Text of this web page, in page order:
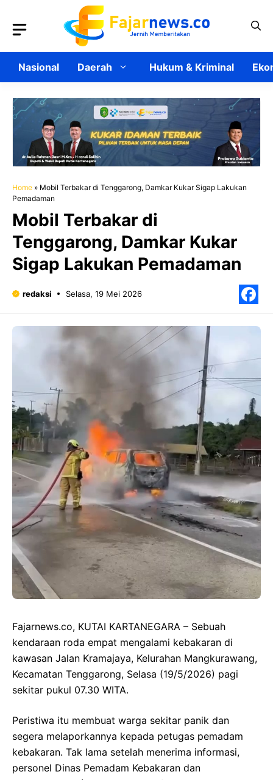
Nasional Daerah Hukum & Kriminal
Home » Mobil Terbakar di Tenggarong, Damkar Kukar Sigap Lakukan
Pemadaman
Mobil Terbakar di
Tenggarong, Damkar Kukar
Sigap Lakukan Pemadaman
redaksi Selasa, 19 Mei 2026
Fajarnews.co, KUTAI KARTANEGARA – Sebuah
kendaraan roda empat mengalami kebakaran di
kawasan Jalan Kramajaya, Kelurahan Mangkurawang,
Kecamatan Tenggarong, Selasa (19/5/2026) pagi
sekitar pukul 07.30 WITA.
Peristiwa itu membuat warga sekitar panik dan
segera melaporkannya kepada petugas pemadam
kebakaran. Tak lama setelah menerima informasi,
personel Dinas Pemadam Kebakaran dan